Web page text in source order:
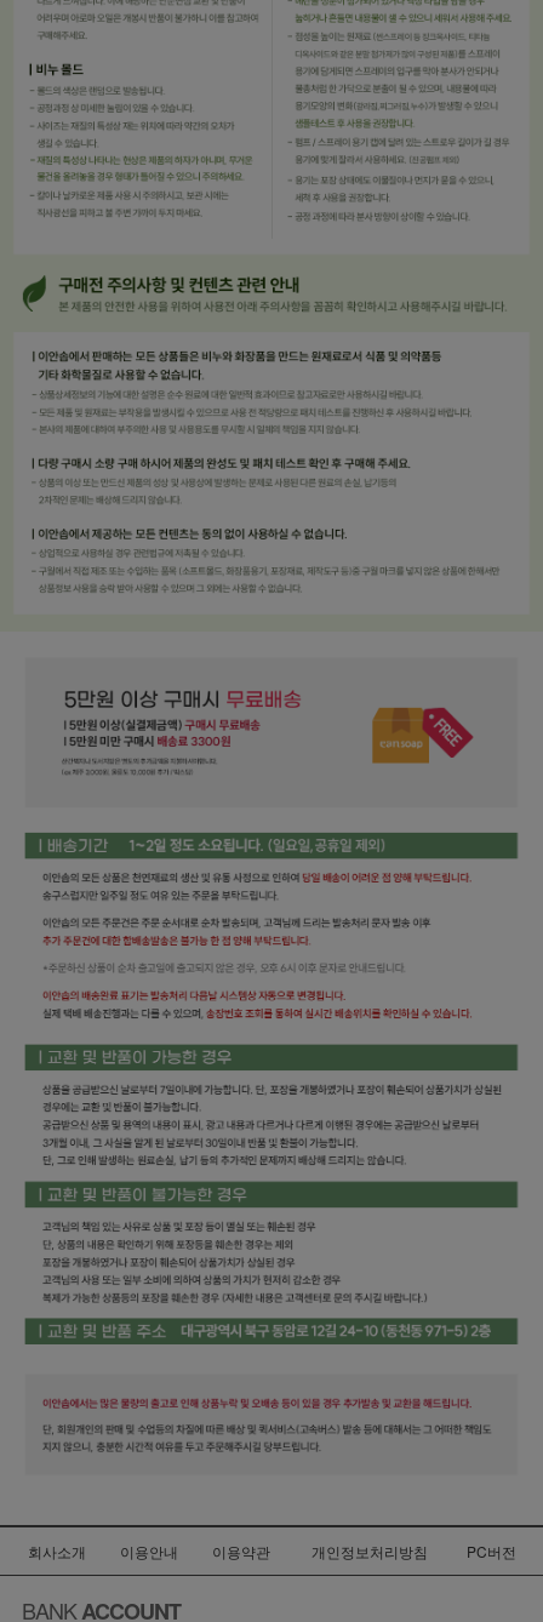
회사소개 이용안내 이용약관 개인정보처리방침 PC버전
BANKACCOUNT